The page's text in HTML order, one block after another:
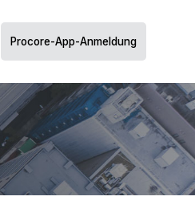
Procore-App-Anmeldung